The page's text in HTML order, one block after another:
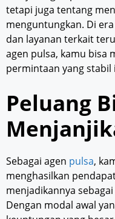
tetapi juga tentang
menguntungkan. Di
dan layanan terkait
agen pulsa, kamu bisa
permintaan yang stabil
Peluang
Sebagai agen pulsa,
menghasilkan
menjadikannya
Dengan modal awal